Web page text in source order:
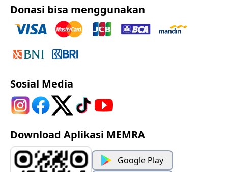
Donasi bisa menggunakan
Sosial Media
Download Aplikasi MEMRA
Google Play